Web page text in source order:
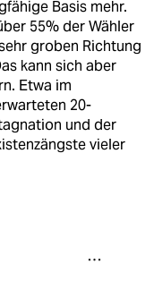
Basis mehr.
55% der Wähler
groben Richtung
kann sich aber
Etwa im
20-
und der
vieler